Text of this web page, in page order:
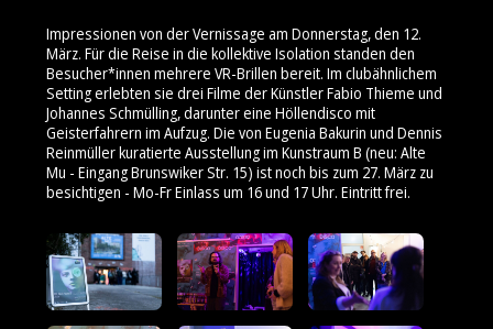
Impressionen von der Vernissage am Donnerstag, den 12.
März. Für die Reise in die kollektive Isolation standen den
Besucher*innen mehrere VR-Brillen bereit. Im clubähnlichem
Setting erlebten sie drei Filme der Künstler Fabio Thieme und
Johannes Schmülling, darunter eine Höllendisco mit
Geisterfahrern im Aufzug. Die von Eugenia Bakurin und Dennis
Reinmüller kuratierte Ausstellung im Kunstraum B (neu: Alte
Mu - Eingang Brunswiker Str. 15) ist noch bis zum 27. März zu
besichtigen - Mo-Fr Einlass um 16 und 17 Uhr. Eintritt frei.